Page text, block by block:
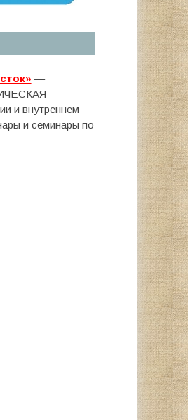
—
и внутреннем
и семинары по